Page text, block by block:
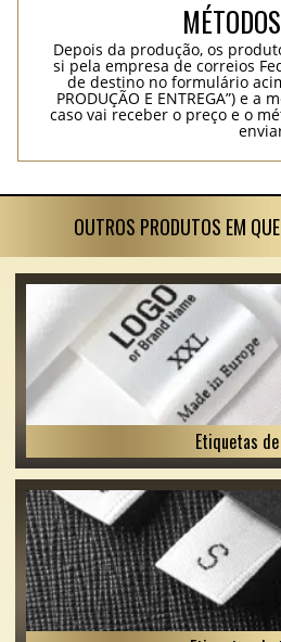
Depois da produção, os
si pela empresa de correios
de destino no formulário
PRODUÇÃO E ENTREGA”) e
caso vai receber o preço e o
OUTROS PRODUTOS EM
Etiquetas